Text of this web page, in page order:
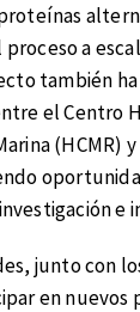
a
también
el Centro
(HCMR)
e
junto con
en nuevos